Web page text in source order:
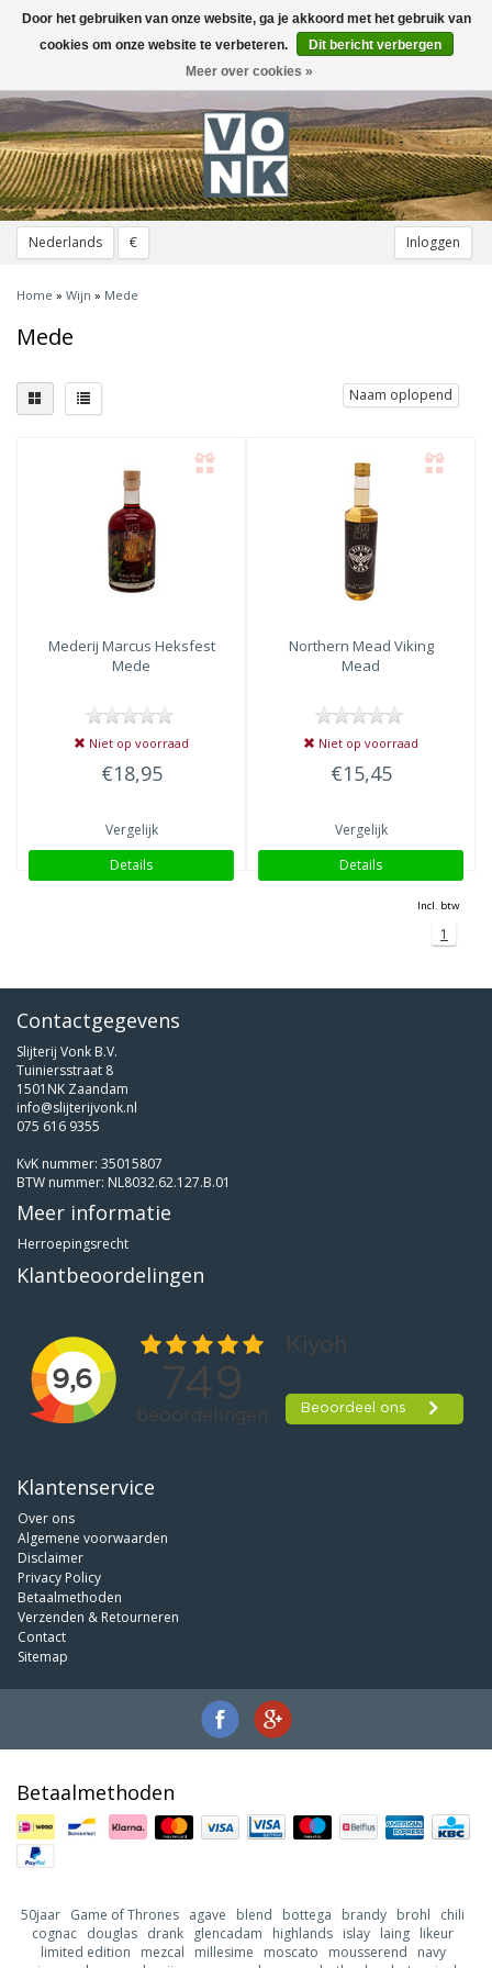
Nederlands € Inloggen
Toggle
navigation
Home » Wijn » Mede
Mede
Naam oplopend
Mederij Marcus Heksfest
Mede
Niet op voorraad
€18,95
Vergelijk
Details
Northern Mead Viking
Mead
Niet op voorraad
€15,45
Vergelijk
Details
Incl. btw
1
Contactgegevens
Slijterij Vonk B.V.
Tuiniersstraat 8
1501NK Zaandam
info@slijterijvonk.nl
075 616 9355
KvK nummer: 35015807
BTW nummer: NL8032.62.127.B.01
Meer informatie
Herroepingsrecht
Klantbeoordelingen
Klantenservice
Over ons
Algemene voorwaarden
Disclaimer
Privacy Policy
Betaalmethoden
Verzenden & Retourneren
Contact
Sitemap
Betaalmethoden
50jaar Game of Thrones agave blend bottega brandy brohl
chili
cognac douglas drank glencadam highlands islay laing likeur
limited edition
mezcal millesime moscato mousserend
navy
Door het gebruiken van onze website, ga je akkoord met het gebruik van
cookies om onze website te verbeteren.
Dit bericht verbergen
Meer over cookies »